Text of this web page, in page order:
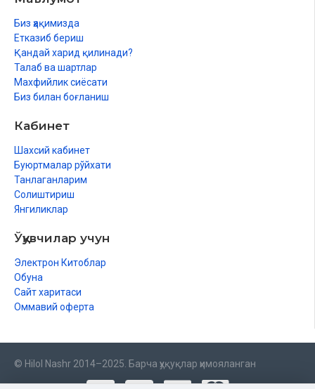
Биз ҳақимизда
Етказиб бериш
Қандай харид қилинади?
Талаб ва шартлар
Махфийлик сиёсати
Биз билан боғланиш
Кабинет
Шахсий кабинет
Буюртмалар рўйхати
Танлаганларим
Солиштириш
Янгиликлар
Ўқувчилар учун
Электрон Китоблар
Обуна
Сайт харитаси
Оммавий оферта
© Hilol Nashr 2014–2025. Барча ҳуқуқлар ҳимояланган